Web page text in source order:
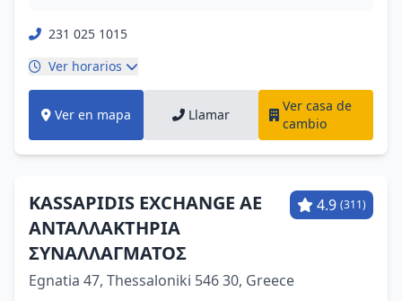
231 025 1015
Ver horarios
Ver en mapa Llamar
Ver casa de
cambio
KASSAPIDIS EXCHANGE AE
ΑΝΤΑΛΛΑΚΤΗΡΙΑ
ΣΥΝΑΛΛΑΓΜΑΤΟΣ
4.9 (311)
Egnatia 47, Thessaloniki 546 30, Greece